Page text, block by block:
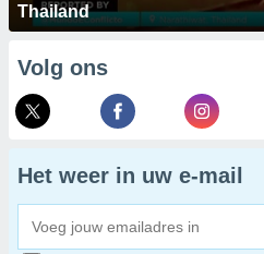
Thailand
Volg ons
Het weer in uw e-mail